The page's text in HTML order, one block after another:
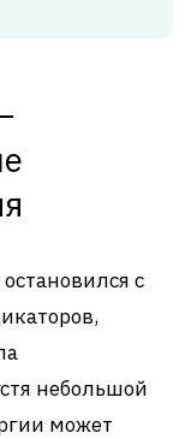
с
небольшой
может